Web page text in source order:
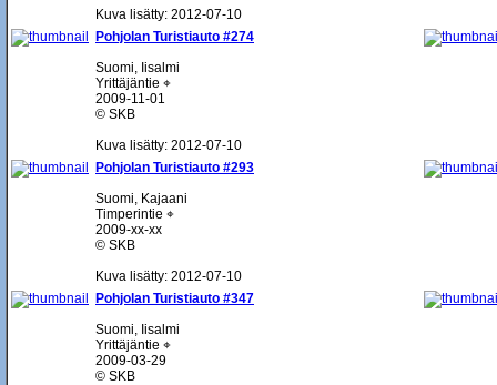
Kuva lisätty: 2012-07-10
Pohjolan Turistiauto #274
Suomi, Iisalmi
Yrittäjäntie ⌖
2009-11-01
© SKB
Kuva lisätty: 2012-07-10
Pohjolan Turistiauto #293
Suomi, Kajaani
Timperintie ⌖
2009-xx-xx
© SKB
Kuva lisätty: 2012-07-10
Pohjolan Turistiauto #347
Suomi, Iisalmi
Yrittäjäntie ⌖
2009-03-29
© SKB